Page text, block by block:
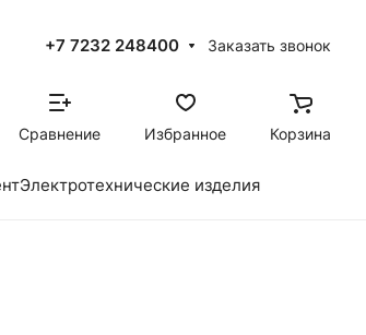
+7 7232 248400 Заказать звонок
Сравнение Избранное Корзина
Электротехнические изделия